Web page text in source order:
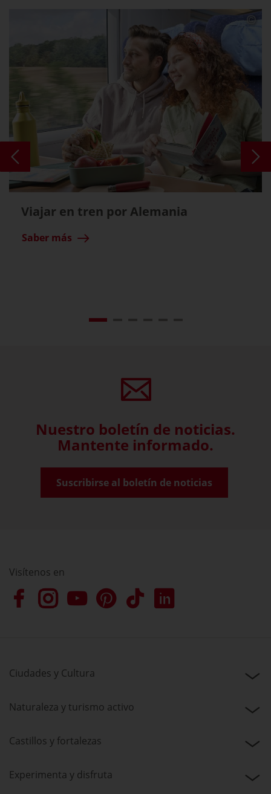
Viajar en tren por Alemania
Saber más
Nuestro boletín de noticias.
Mantente informado.
Suscribirse al boletín de noticias
Visítenos en
Ciudades y Cultura
Naturaleza y turismo activo
Castillos y fortalezas
Experimenta y disfruta